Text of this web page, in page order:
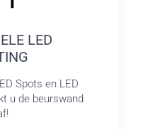
LED
Spots en LED
u de beurswand